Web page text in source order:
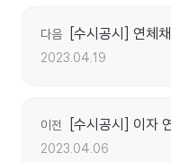
다음 [수시공시] 연체
2023.04.19
이전 [수시공시] 이자
2023.04.06